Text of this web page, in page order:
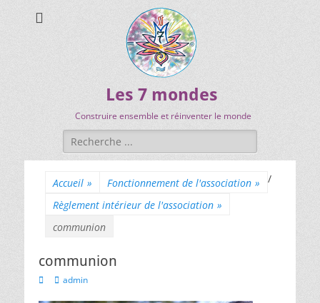
Les 7 mondes
Construire ensemble et réinventer le monde
Accueil » Fonctionnement de l'association »
/
Règlement intérieur de l'association »
communion
communion
admin